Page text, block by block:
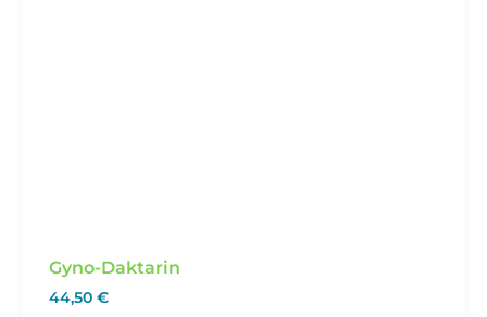
Gyno-Daktarin
44,50 €